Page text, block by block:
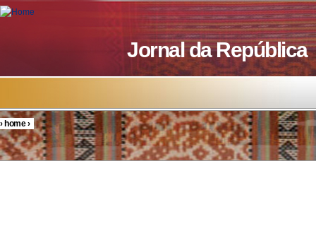
Skip to main content
Jornal da República
You are here
›home›